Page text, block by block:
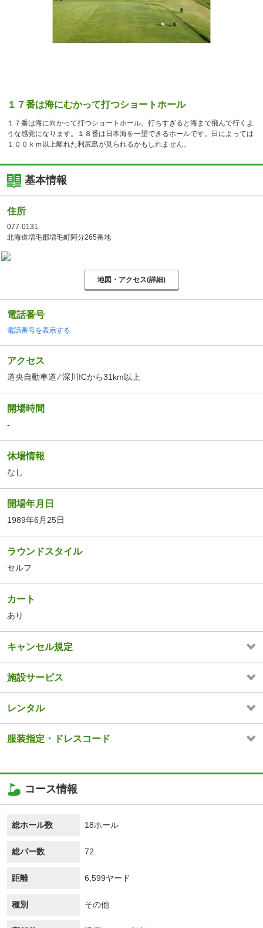
１７番は海にむかって打つショートホール
１７番は海に向かって打つショートホール。打ちすぎると海まで飛んで行くよ
うな感覚になります。１８番は日本海を一望できるホールです。日によっては
１００ｋｍ以上離れた利尻島が見られるかもしれません。
基本情報
住所
077-0131
北海道増毛郡増毛町阿分265番地
地図・アクセス(詳細)
電話番号
電話番号を表示する
アクセス
道央自動車道 ⁄ 深川ICから31km以上
開場時間
-
休場情報
なし
開場年月日
1989年6月25日
ラウンドスタイル
セルフ
カート
あり
キャンセル規定
施設サービス
レンタル
服装指定・ドレスコード
コース情報
総ホール数 18ホール
総パー数 72
距離 6,599ヤード
種別 その他